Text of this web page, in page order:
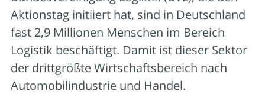
Aktionstag initiiert hat, sind in Deutschland
fast 2,9 Millionen Menschen im Bereich
Logistik beschäftigt. Damit ist dieser Sektor
der drittgrößte Wirtschaftsbereich nach
Automobilindustrie und Handel.